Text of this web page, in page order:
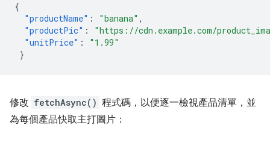
{
"productName" : "banana" ,
"productPic" :
"https://cdn.example.com/
"unitPrice" :
"1.99"
}
修改 fetchAsync() 程式碼，以便逐一檢視產品清單，並
為每個產品快取主打圖片：